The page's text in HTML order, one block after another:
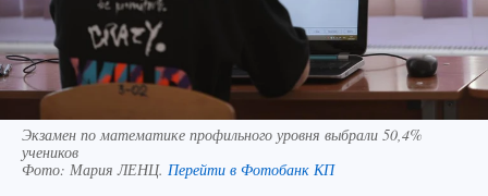
Экзамен по математике профильного уровня выбрали 50,4%
учеников
Фото: Мария ЛЕНЦ. Перейти в Фотобанк КП